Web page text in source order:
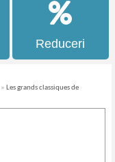
Reduceri
» Les grands classiques de